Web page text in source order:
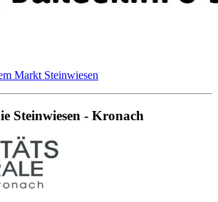
Markt Steinwiesen
Steinwiesen - Kronach